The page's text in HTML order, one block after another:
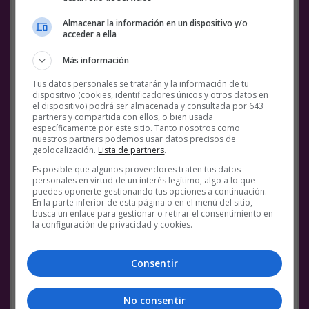
El patio en la cubierta:
El interior de una de las zonas de descanso
y los planos de Harry Weese:
El ventanal panorámico de la azotea:
Facebook
Twitter
WhatsApp
Gmail
Meneame
Copy
Link
Almacenar la información en un dispositivo y/o
acceder a ella
Más información
Tus datos personales se tratarán y la información de tu
dispositivo (cookies, identificadores únicos y otros datos en
el dispositivo) podrá ser almacenada y consultada por 643
partners y compartida con ellos, o bien usada
específicamente por este sitio. Tanto nosotros como
nuestros partners podemos usar datos precisos de
geolocalización. Lista de partners.
Es posible que algunos proveedores traten tus datos
personales en virtud de un interés legítimo, algo a lo que
puedes oponerte gestionando tus opciones a continuación.
En la parte inferior de esta página o en el menú del sitio,
busca un enlace para gestionar o retirar el consentimiento en
la configuración de privacidad y cookies.
Consentir
No consentir